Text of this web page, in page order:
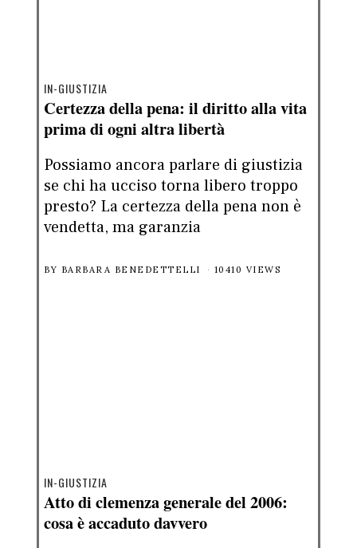
IN-GIUSTIZIA
Certezza della pena: il diritto alla vita
prima di ogni altra libertà
Possiamo ancora parlare di giustizia
se chi ha ucciso torna libero troppo
presto? La certezza della pena non è
vendetta, ma garanzia
BY BARBARA BENEDETTELLI 10410 VIEWS
IN-GIUSTIZIA
Atto di clemenza generale del 2006:
cosa è accaduto davvero